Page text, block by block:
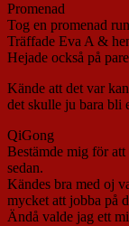
Promenad
Tog en promenad
Träffade Eva A &
Hejade också på
Kände att det var
det skulle ju bara bli
QiGong
Bestämde mig för
sedan.
Kändes bra med oj
mycket att jobba på
Ändå valde jag ett